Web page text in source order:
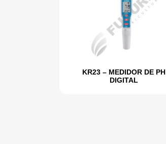
KR23 – MEDIDOR DE PH
DIGITAL